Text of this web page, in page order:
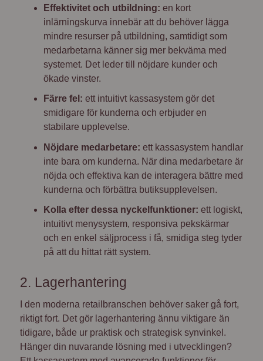
Effektivitet och utbildning: en kort
inlärningskurva innebär att du behöver lägga
mindre resurser på utbildning, samtidigt som
medarbetarna känner sig mer bekväma med
systemet. Det leder till nöjdare kunder och
ökade vinster.
Färre fel: ett intuitivt kassasystem gör det
smidigare för kunderna och erbjuder en
stabilare upplevelse.
Nöjdare medarbetare: ett kassasystem handlar
inte bara om kunderna. När dina medarbetare är
nöjda och effektiva kan de interagera bättre med
kunderna och förbättra butiksupplevelsen.
Kolla efter dessa nyckelfunktioner: ett logiskt,
intuitivt menysystem, responsiva pekskärmar
och en enkel säljprocess i få, smidiga steg tyder
på att du hittat rätt system.
2. Lagerhantering
I den moderna retailbranschen behöver saker gå fort,
riktigt fort. Det gör lagerhantering ännu viktigare än
tidigare, både ur praktisk och strategisk synvinkel.
Hänger din nuvarande lösning med i utvecklingen?